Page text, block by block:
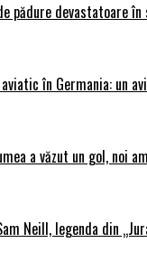
pădure devastatoare
în Germania: un
a văzut un gol, noi
Neill, legenda din